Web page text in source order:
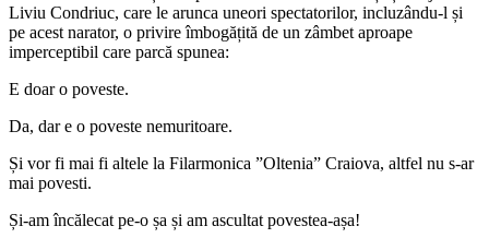
Liviu Condriuc, care le arunca uneori spectatorilor, incluzându-l și
pe acest narator, o privire îmbogățită de un zâmbet aproape
imperceptibil care parcă spunea:
E doar o poveste.
Da, dar e o poveste nemuritoare.
Și vor fi mai fi altele la Filarmonica ”Oltenia” Craiova, altfel nu s-ar
mai povesti.
Și-am încălecat pe-o șa și am ascultat povestea-așa!